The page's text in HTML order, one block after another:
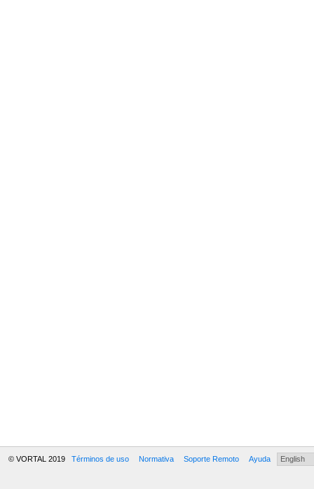
© VORTAL 2019 Términos de uso Normativa Soporte Remoto Ayuda